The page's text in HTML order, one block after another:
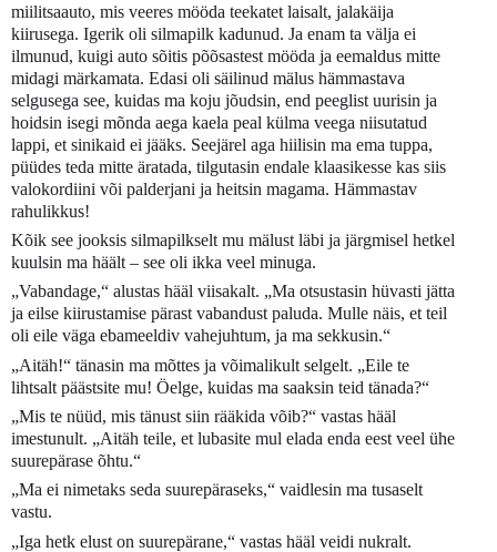
miilitsaauto, mis veeres mööda teekatet laisalt, jalakäija
kiirusega. Igerik oli silmapilk kadunud. Ja enam ta välja ei
ilmunud, kuigi auto sõitis põõsastest mööda ja eemaldus mitte
midagi märkamata. Edasi oli säilinud mälus hämmastava
selgusega see, kuidas ma koju jõudsin, end peeglist uurisin ja
hoidsin isegi mõnda aega kaela peal külma veega niisutatud
lappi, et sinikaid ei jääks. Seejärel aga hiilisin ma ema tuppa,
püüdes teda mitte äratada, tilgutasin endale klaasikesse kas siis
valokordiini või palderjani ja heitsin magama. Hämmastav
rahulikkus!
Kõik see jooksis silmapilkselt mu mälust läbi ja järgmisel hetkel
kuulsin ma häält – see oli ikka veel minuga.
„Vabandage,“ alustas hääl viisakalt. „Ma otsustasin hüvasti jätta
ja eilse kiirustamise pärast vabandust paluda. Mulle näis, et teil
oli eile väga ebameeldiv vahejuhtum, ja ma sekkusin.“
„Aitäh!“ tänasin ma mõttes ja võimalikult selgelt. „Eile te
lihtsalt päästsite mu! Öelge, kuidas ma saaksin teid tänada?“
„Mis te nüüd, mis tänust siin rääkida võib?“ vastas hääl
imestunult. „Aitäh teile, et lubasite mul elada enda eest veel ühe
suurepärase õhtu.“
„Ma ei nimetaks seda suurepäraseks,“ vaidlesin ma tusaselt
vastu.
„Iga hetk elust on suurepärane,“ vastas hääl veidi nukralt.